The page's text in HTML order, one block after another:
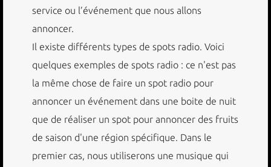
service ou l’événement que nous allons
annoncer.
Il existe différents types de spots radio. Voici
quelques exemples de spots radio : ce n'est pas
la même chose de faire un spot radio pour
annoncer un événement dans une boite de nuit
que de réaliser un spot pour annoncer des fruits
de saison d'une région spécifique. Dans le
premier cas, nous utiliserons une musique qui